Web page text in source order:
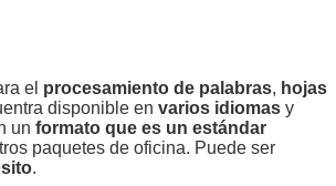
el procesamiento de palabras, hojas
disponible en varios idiomas y
un formato que es un estándar
paquetes de oficina. Puede ser
.